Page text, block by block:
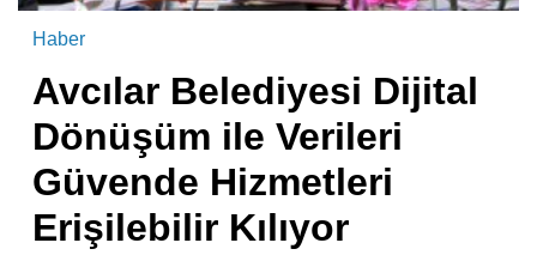
Haber
Avcılar Belediyesi Dijital
Dönüşüm ile Verileri
Güvende Hizmetleri
Erişilebilir Kılıyor